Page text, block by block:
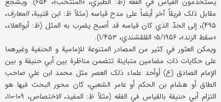
مقابل ذلک فریقاً آخر أیضاً علی مدح قیاسه (مثلاً ظ: ابن قتیبة،المعارف،
۴۹۵)، إلی الحدّ الذي کان قیاسه قد أصبح یضرب به المثل (ظ: أبوالعلاء،
«سقط الزند»، ۵/۱۹۵۶؛ القلقشندي، ۱/۴۵۳).
ویمکن العثور في کثیر من المصادر المتنوعة للإمامیة و الحنفیة وغیرهما
علی حکایات ذات مضامین متباینة تتضمن مناظرة بین أبي حنیفة و بین
الإمام الصادق (ع) أوأحد علماء ذلک العصر مثل محمد ابن علي صاحب
الطاق أو هشام بن الحکم أو عامر الشعبي، کان محور البحث فیها هو
التزام أبي حنیفة بالقیاس في الفقه (مثلاً ظ: المفید،الاختصاص
، ۱۰۹-۱۱۰،